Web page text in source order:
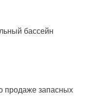
бассейн
продаже запасных